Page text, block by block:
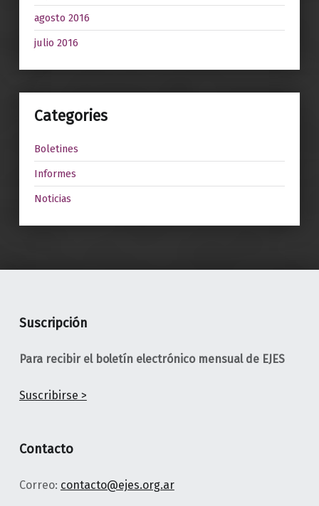
agosto 2016
julio 2016
Categories
Boletines
Informes
Noticias
Suscripción
Para recibir el boletín electrónico mensual de EJES
Suscribirse >
Contacto
Correo: contacto@ejes.org.ar